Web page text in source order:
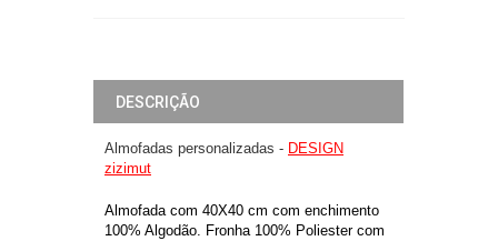
DESCRIÇÃO
Almofadas personalizadas - DESIGN
zizimut
Almofada com 40X40 cm com enchimento
100% Algodão. Fronha 100% Poliester com